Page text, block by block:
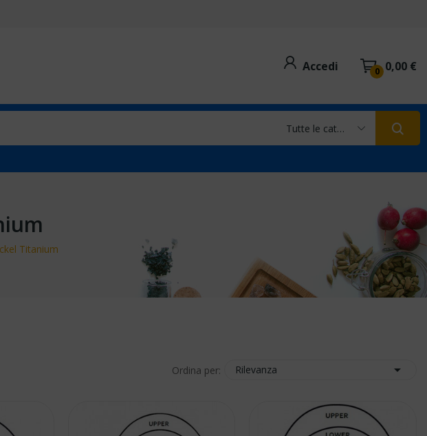
Accedi 0,00 €
0
Tutte le categorie
Titanium
Ordina per: Rilevanza 